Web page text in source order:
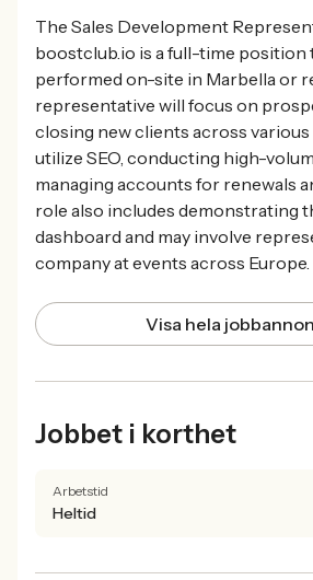
The Sales Development
boostclub.io is a full-time position
performed on-site in Marbella or
representative will focus on
closing new clients across
utilize SEO, conducting high-
managing accounts for renewals
role also includes demonstrating
dashboard and may involve
company at events across Europe.
Visa hela
Jobbet i korthet
Arbetstid
Heltid